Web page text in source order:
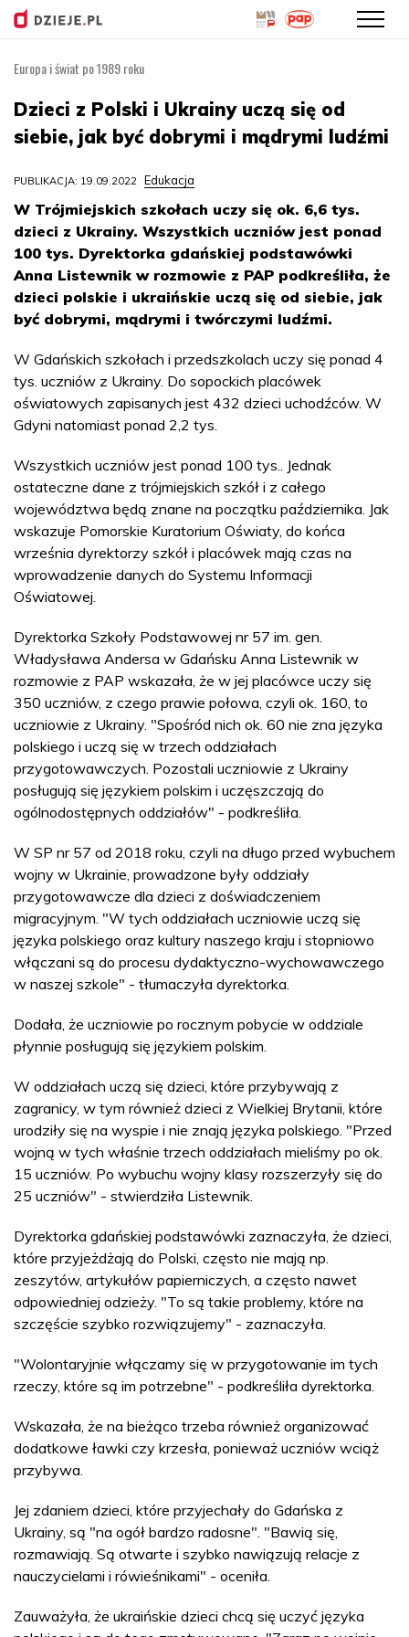
treści
Europa i świat po 1989 roku
Dzieci z Polski i Ukrainy uczą się od
siebie, jak być dobrymi i mądrymi ludźmi
PUBLIKACJA: 19.09.2022 Edukacja
W Trójmiejskich szkołach uczy się ok. 6,6 tys.
dzieci z Ukrainy. Wszystkich uczniów jest ponad
100 tys. Dyrektorka gdańskiej podstawówki
Anna Listewnik w rozmowie z PAP podkreśliła, że
dzieci polskie i ukraińskie uczą się od siebie, jak
być dobrymi, mądrymi i twórczymi ludźmi.
W Gdańskich szkołach i przedszkolach uczy się ponad 4
tys. uczniów z Ukrainy. Do sopockich placówek
oświatowych zapisanych jest 432 dzieci uchodźców. W
Gdyni natomiast ponad 2,2 tys.
Wszystkich uczniów jest ponad 100 tys.. Jednak
ostateczne dane z trójmiejskich szkół i z całego
województwa będą znane na początku października. Jak
wskazuje Pomorskie Kuratorium Oświaty, do końca
września dyrektorzy szkół i placówek mają czas na
wprowadzenie danych do Systemu Informacji
Oświatowej.
Dyrektorka Szkoły Podstawowej nr 57 im. gen.
Władysława Andersa w Gdańsku Anna Listewnik w
rozmowie z PAP wskazała, że w jej placówce uczy się
350 uczniów, z czego prawie połowa, czyli ok. 160, to
uczniowie z Ukrainy. "Spośród nich ok. 60 nie zna języka
polskiego i uczą się w trzech oddziałach
przygotowawczych. Pozostali uczniowie z Ukrainy
posługują się językiem polskim i uczęszczają do
ogólnodostępnych oddziałów" - podkreśliła.
W SP nr 57 od 2018 roku, czyli na długo przed wybuchem
wojny w Ukrainie, prowadzone były oddziały
przygotowawcze dla dzieci z doświadczeniem
migracyjnym. "W tych oddziałach uczniowie uczą się
języka polskiego oraz kultury naszego kraju i stopniowo
włączani są do procesu dydaktyczno-wychowawczego
w naszej szkole" - tłumaczyła dyrektorka.
Dodała, że uczniowie po rocznym pobycie w oddziale
płynnie posługują się językiem polskim.
W oddziałach uczą się dzieci, które przybywają z
zagranicy, w tym również dzieci z Wielkiej Brytanii, które
urodziły się na wyspie i nie znają języka polskiego. "Przed
wojną w tych właśnie trzech oddziałach mieliśmy po ok.
15 uczniów. Po wybuchu wojny klasy rozszerzyły się do
25 uczniów" - stwierdziła Listewnik.
Dyrektorka gdańskiej podstawówki zaznaczyła, że dzieci,
które przyjeżdżają do Polski, często nie mają np.
zeszytów, artykułów papierniczych, a często nawet
odpowiedniej odzieży. "To są takie problemy, które na
szczęście szybko rozwiązujemy" - zaznaczyła.
"Wolontaryjnie włączamy się w przygotowanie im tych
rzeczy, które są im potrzebne" - podkreśliła dyrektorka.
Wskazała, że na bieżąco trzeba również organizować
dodatkowe ławki czy krzesła, ponieważ uczniów wciąż
przybywa.
Jej zdaniem dzieci, które przyjechały do Gdańska z
Ukrainy, są "na ogół bardzo radosne". "Bawią się,
rozmawiają. Są otwarte i szybko nawiązują relacje z
nauczycielami i rówieśnikami" - oceniła.
Zauważyła, że ukraińskie dzieci chcą się uczyć języka